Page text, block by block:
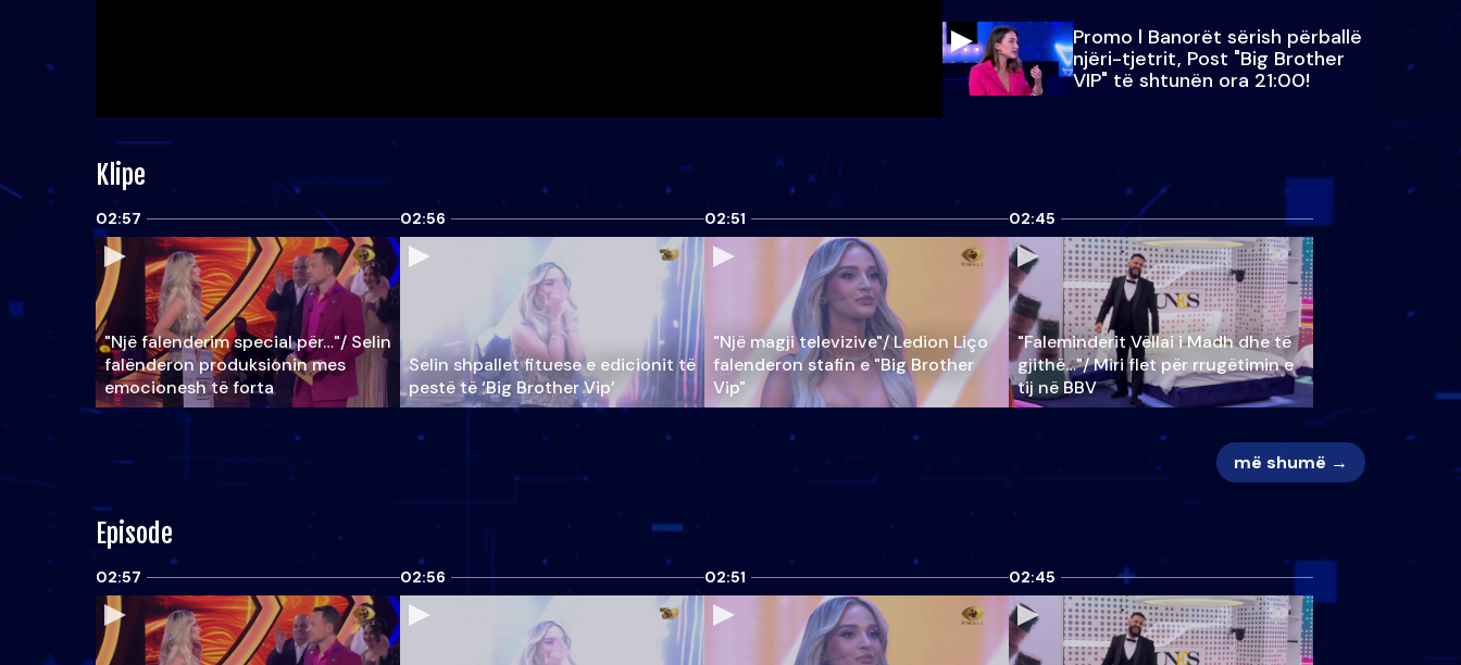
Promo l Banorët sërish përballë
njëri-tjetrit, Post "Big Brother
VIP" të shtunën ora 21:00!
Klipe
02:57
"Një falenderim special për…"/ Selin
falënderon produksionin mes
emocionesh të forta
02:56
Selin shpallet fituese e edicionit të
pestë të ‘Big Brother Vip’
02:51
"Një magji televizive"/ Ledion Liço
falenderon stafin e "Big Brother
Vip"
02:45
"Faleminderit Vëllai i Madh dhe të
gjithë…"/ Miri flet për rrugëtimin e
tij në BBV
më shumë →
Episode
02:57 02:56 02:51 02:45